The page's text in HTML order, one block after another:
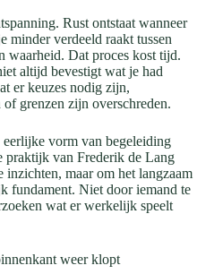
Rust ontstaat wanneer
minder verdeeld raakt tussen
waarheid. Dat proces kost tijd.
altijd bevestigt wat je had
er keuzes nodig zijn,
grenzen zijn overschreden.
eerlijke vorm van begeleiding
praktijk van Frederik de Lang
inzichten, maar om het langzaam
fundament. Niet door iemand te
wat er werkelijk speelt
weer klopt